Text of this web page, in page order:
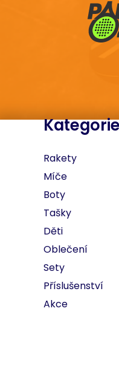
Rakety
Míče
Boty
Tašky
Děti
Oblečení
Sety
Příslušenství
Akce